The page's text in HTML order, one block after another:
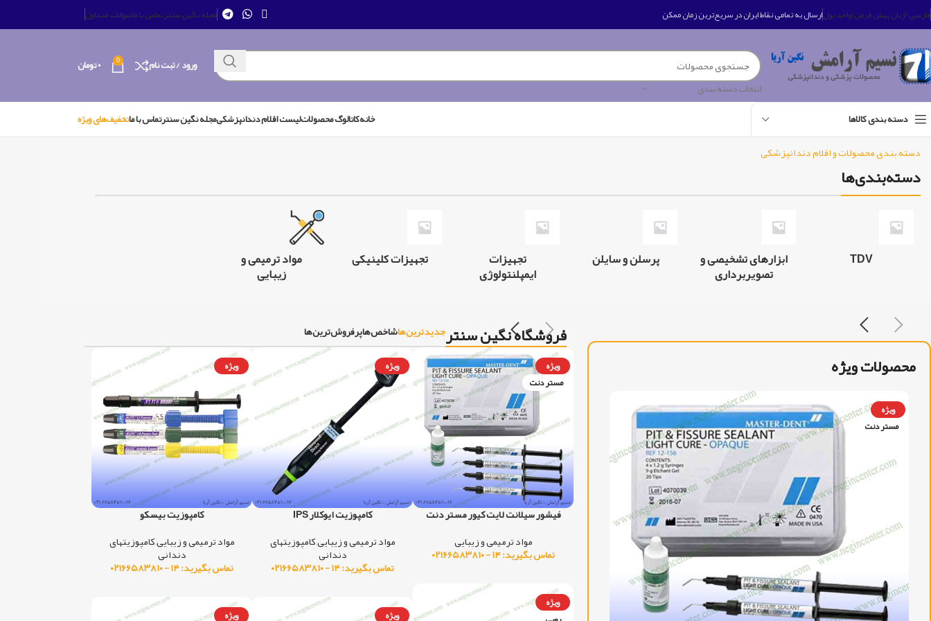
فارسی (زبان پیش فرض)واحد پولارسال به تمامی نقاط ایران در سریع‌ترین زمان ممکن مجله نگین سنترتماس با ماسوالات متداول
انتخاب دسته بندی
ورود / ثبت نام 0 ۰تومان
دسته بندی کالاها خانهکاتالوگ محصولاتلیست اقلام دندانپزشکیمجله نگین سنترتماس با ماتخفیف‌های ویژه
دسته بندی محصولات و اقلام دندانپزشکی
دسته‌بندی‌ها
TDV ابزارهای تشخیصی و
تصویربرداری
پرسلن و سایلن تجهیزات
ایمپلنتولوژی
تجهیزات کلینیکی مواد ترمیمی و
زیبایی
محصولات ویژه
ویژه
مستر دنت
ویژه
فروشگاه نگین سنترجدیدترین‌هاشاخص‌هاپرفروش‌ترین‌ها
ویژه
مستر دنت
فیشور سیلانت لایت کیور مستر دنت
مواد ترمیمی و زیبایی
تماس بگیرید: ۱۴ - ۰۲۱۶۶۵۸۳۸۱۰
ویژه
کامپوزیت ایوکلار IPS
مواد ترمیمی و زیبایی,کامپوزیتهای
دندانی
تماس بگیرید: ۱۴ - ۰۲۱۶۶۵۸۳۸۱۰
ویژه
کامپوزیت بیسکو
مواد ترمیمی و زیبایی,کامپوزیتهای
دندانی
تماس بگیرید: ۱۴ - ۰۲۱۶۶۵۸۳۸۱۰
ویژه
ویژه ویژه